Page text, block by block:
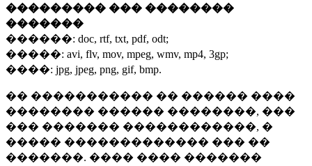
��������� ��� ��������
�������
������: doc, rtf, txt, pdf, odt;
�����: avi, flv, mov, mpeg, wmv, mp4, 3gp;
����: jpg, jpeg, png, gif, bmp.
�� ����������� �� ������ ����
�������� ������ ��������, ���
��� ������� ������������, �
����� ������������� ��� ��
�������. ���� ���� �������